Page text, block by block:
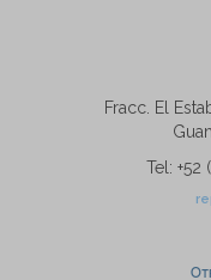
Fracc. El
Tel: +52